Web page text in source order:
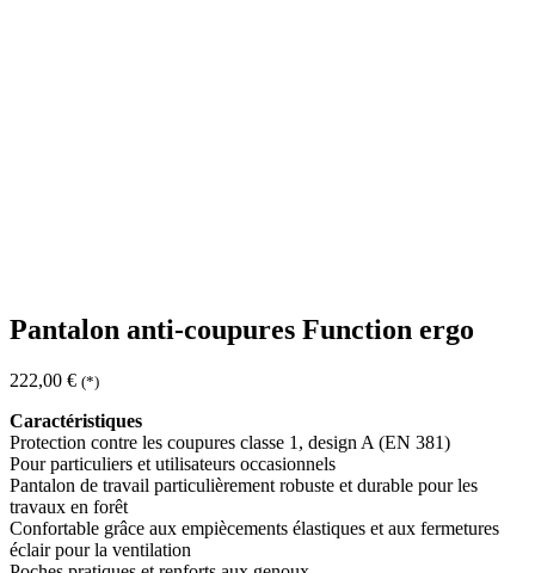
Pantalon anti-coupures Function ergo
222,00 € (*)
Caractéristiques
Protection contre les coupures classe 1, design A (EN 381)
Pour particuliers et utilisateurs occasionnels
Pantalon de travail particulièrement robuste et durable pour les
travaux en forêt
Confortable grâce aux empiècements élastiques et aux fermetures
éclair pour la ventilation